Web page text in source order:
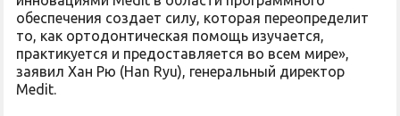
обеспечения создает силу, которая переопределит
то, как ортодонтическая помощь изучается,
практикуется и предоставляется во всем мире»,
заявил Хан Рю (Han Ryu), генеральный директор
Medit.